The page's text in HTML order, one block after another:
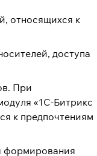
относящихся к
доступа
При
«1C-Битрикс
к предпочтениям
формирования